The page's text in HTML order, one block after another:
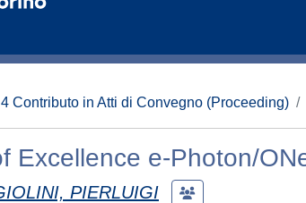
4 Contributo in Atti di Convegno (Proceeding)
Excellence e-Photon/
PIERLUIGI